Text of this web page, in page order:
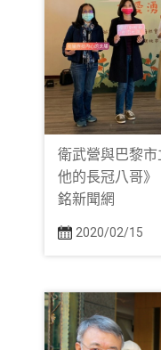
衛武營與巴黎
他的長冠八哥
銘新聞網
2020/02/15